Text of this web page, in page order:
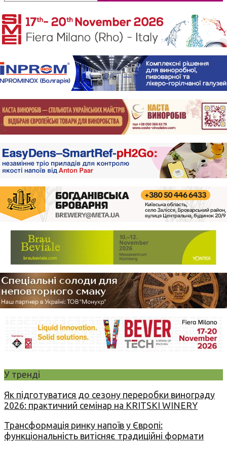
У тренді
Як підготуватися до сезону переробки винограду
2026: практичний семінар на KRITSKI WINERY
Трансформація ринку напоїв у Європі:
функціональність витісняє традиційні формати